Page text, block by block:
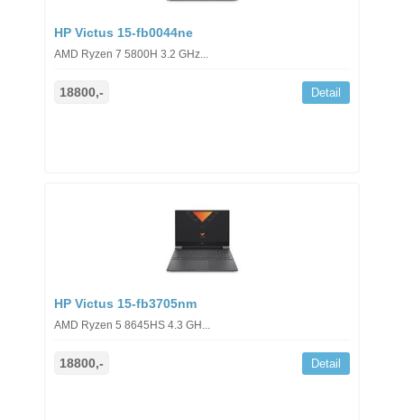
HP Victus 15-fb0044ne
AMD Ryzen 7 5800H 3.2 GHz...
18800,- Detail
HP Victus 15-fb3705nm
AMD Ryzen 5 8645HS 4.3 GH...
18800,- Detail